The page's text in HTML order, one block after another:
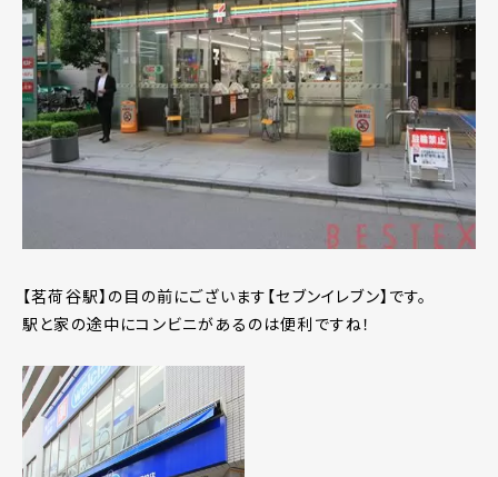
【茗荷谷駅】の目の前にございます【セブンイレブン】です。
駅と家の途中にコンビニがあるのは便利ですね！